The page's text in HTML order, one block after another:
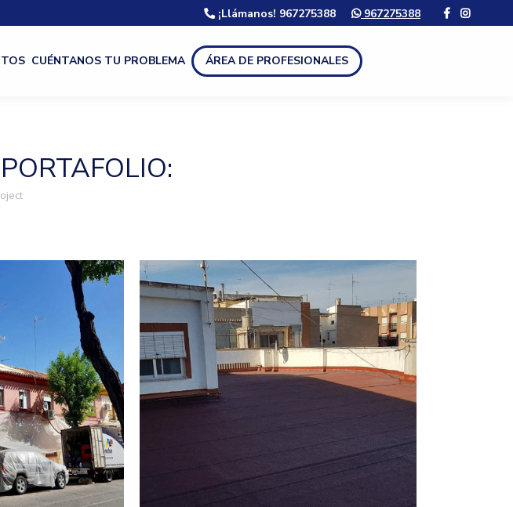
¡Llámanos! 967275388 967275388
CUÉNTANOS TU PROBLEMA ÁREA DE PROFESIONALES